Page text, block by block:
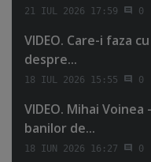
21 IUL 2026 17:59 0
VIDEO. Care-i faza
despre...
18 IUL 2026 15:55 0
VIDEO. Mihai
banilor de...
18 IUN 2026 16:27 0